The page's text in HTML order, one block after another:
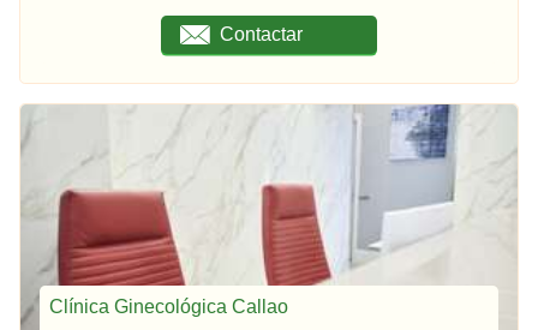
Contactar
Clínica Ginecológica Callao